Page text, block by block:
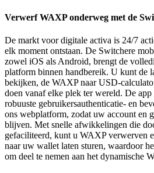
Verwerf WAXP onderweg met de
De markt voor digitale activa is 24/7
elk moment ontstaan. De Switchere
zowel iOS als Android, brengt de
platform binnen handbereik. U kunt de
bekijken, de WAXP naar USD-
doen vanaf elke plek ter wereld. De
robuuste gebruikersauthenticatie- en
ons webplatform, zodat uw account en
blijven. Met snelle afwikkelingen die
gefaciliteerd, kunt u WAXP verwerven
naar uw wallet laten sturen, waardoor
om deel te nemen aan het dynamische